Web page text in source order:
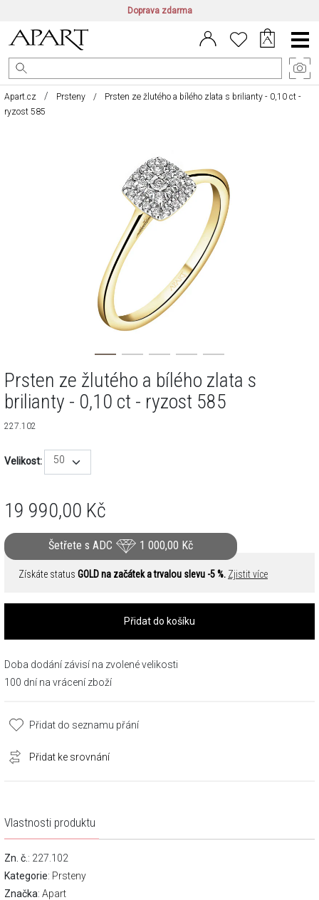
Doprava zdarma
CZ/CZK | EN/EUR PL/PLN
Main
Menu
Apart.cz Prsteny
Prsten ze žlutého a bílého zlata s brilianty - 0,10 ct -
ryzost 585
Prsten ze žlutého a bílého zlata s
brilianty - 0,10 ct - ryzost 585
227.102
Velikost: 50
19 990,00 Kč
Šetřete s ADC 1 000,00 Kč
Získáte status GOLD na začátek a trvalou slevu -5 %. Zjistit více
Přidat do košíku
Doba dodání závisí na zvolené velikosti
100 dní na vrácení zboží
Přidat do seznamu přání
Přidat ke srovnání
Vlastnosti produktu
Zn. č. : 227.102
Kategorie: Prsteny
Značka: Apart